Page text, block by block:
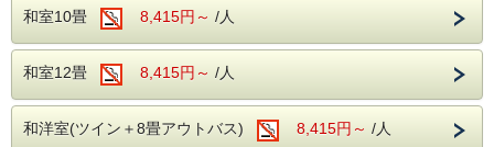
バイキングで心ゆくまで乾杯＞
様々な食材を利用した約50種類のバイキング。
ソフトクリームやデザートまで・・・
子供も大人も、
おじいちゃんおばあちゃんまで。
-------お気軽にアップグレードできる特別料理-------
ご夕食に追加できる特別料理もございますので、
ちょっと豪華なお食事はいかがでしょうか。(お品書き)
そしてなんといってもアルコール！
生ビール(アサヒスーパードライ)をはじめ
ワインや焼酎、日本酒など、約10種類が
飲み放題でお楽しみいただけます。
和室10畳 8,415円～ /人
和室12畳 8,415円～ /人
和洋室(ツイン＋8畳アウトバス) 8,415円～ /人